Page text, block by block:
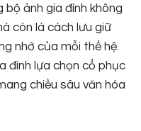
bộ ảnh gia đình không
còn là cách lưu giữ
nhớ của mỗi thế hệ.
đình lựa chọn cổ phục
chiều sâu văn hóa